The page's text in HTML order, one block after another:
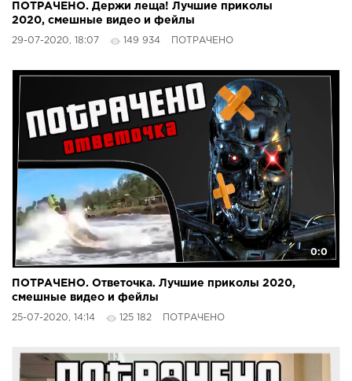
ПОТРАЧЕНО. Держи леща! Лучшие приколы
2020, смешные видео и фейлы
29-07-2020, 18:07 149 934 ПОТРАЧЕНО
0:0
ПОТРАЧЕНО. Ответочка. Лучшие приколы 2020,
смешные видео и фейлы
25-07-2020, 14:14 125 182 ПОТРАЧЕНО